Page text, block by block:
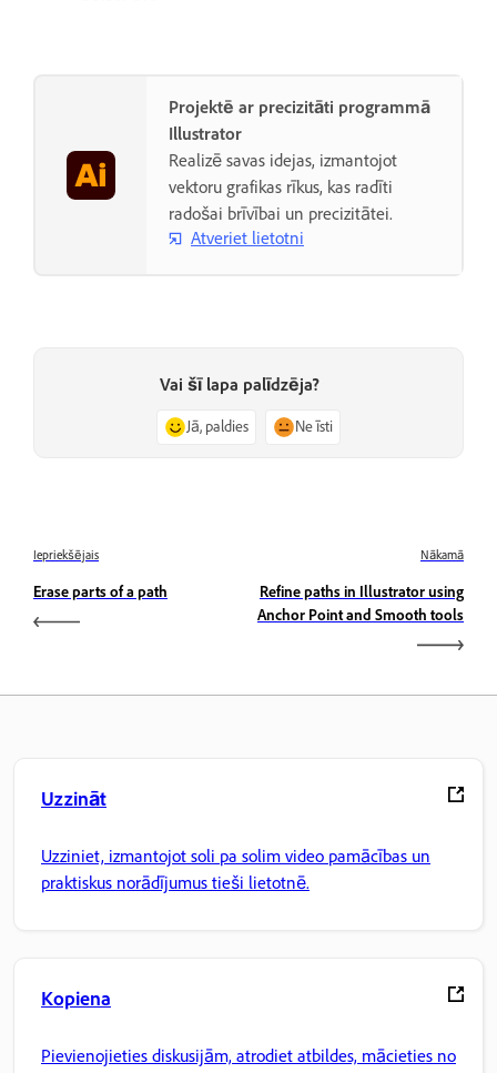
Projektē ar precizitāti programmā
Illustrator
Realizē savas idejas, izmantojot
vektoru grafikas rīkus, kas radīti
radošai brīvībai un precizitātei.
Atveriet lietotni
Vai šī lapa palīdzēja?
Jā, paldies Ne īsti
Iepriekšējais
Erase parts of a path
Nākamā
Refine paths in Illustrator using
Anchor Point and Smooth tools
Uzzināt
Uzziniet, izmantojot soli pa solim video pamācības un
praktiskus norādījumus tieši lietotnē.
Kopiena
Pievienojieties diskusijām, atrodiet atbildes, mācieties no